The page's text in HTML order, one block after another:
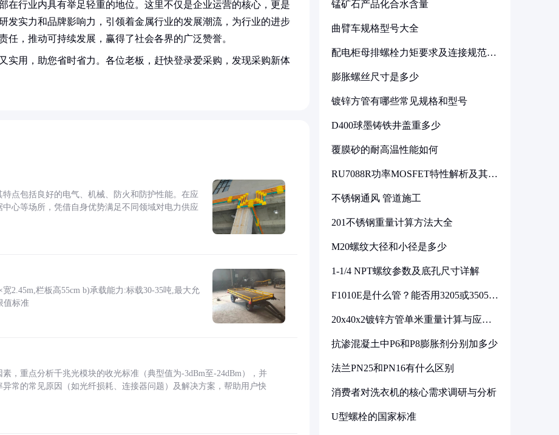
在行业内具有举足轻重的地位。这里不仅是企业运营的核心，更是
发实力和品牌影响力，引领着金属行业的发展潮流，为行业的进步
，推动可持续发展，赢得了社会各界的广泛赞誉。
实用，助您省时省力。各位老板，赶快登录爱采购，发现采购新体
点包括良好的电气、机械、防火和防护性能。在应
心等场所，凭借自身优势满足不同领域对电力供应
2.45m,栏板高55cm b)承载能力:标载30-35吨,最大允
值标准
，重点分析千兆光模块的收光标准（典型值为-3dBm至-24dBm），并
常的常见原因（如光纤损耗、连接器问题）及解决方案，帮助用户快
锰矿石产品化合水含量
曲臂车规格型号大全
配电柜母排螺栓力矩要求及连接规范详
膨胀螺丝尺寸是多少
镀锌方管有哪些常见规格和型号
D400球墨铸铁井盖重多少
覆膜砂的耐高温性能如何
RU7088R功率MOSFET特性解析及其在
不锈钢通风 管道施工
201不锈钢重量计算方法大全
M20螺纹大径和小径是多少
1-1/4 NPT螺纹参数及底孔尺寸详解
F1010E是什么管？能否用3205或3505代
20x40x2镀锌方管单米重量计算与应用
抗渗混凝土中P6和P8膨胀剂分别加多少
法兰PN25和PN16有什么区别
消费者对洗衣机的核心需求调研与分析
U型螺栓的国家标准